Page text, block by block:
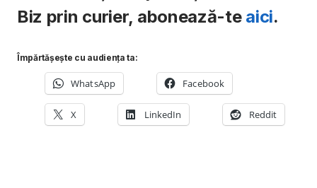
Biz prin curier, abonează-te aici.
Împărtășește cu audiența ta:
WhatsApp Facebook
X LinkedIn Reddit